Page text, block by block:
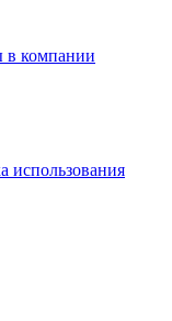
в компании
использования